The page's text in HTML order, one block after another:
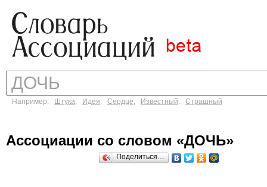
Например: Штука, Идея, Сердце, Известный, Страшный
Ассоциации со словом «ДОЧЬ»
Поделиться…